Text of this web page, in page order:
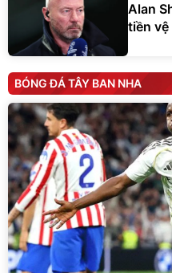
Alan
tiền
BÓNG ĐÁ TÂY BAN NHA